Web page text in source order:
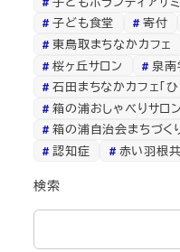
子ども食堂
寄付
東鳥取まちなかカフェ
桜ヶ丘サロン
泉南
石田まちなかカフェ「ひ
箱の浦おしゃべりサロン
箱の浦自治会まちづく
認知症
赤い羽根
検索